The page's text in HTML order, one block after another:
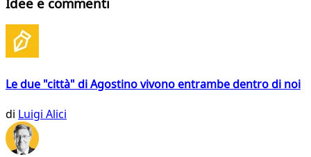
Le due "città" di Agostino vivono entrambe dentro di noi
di Luigi Alici